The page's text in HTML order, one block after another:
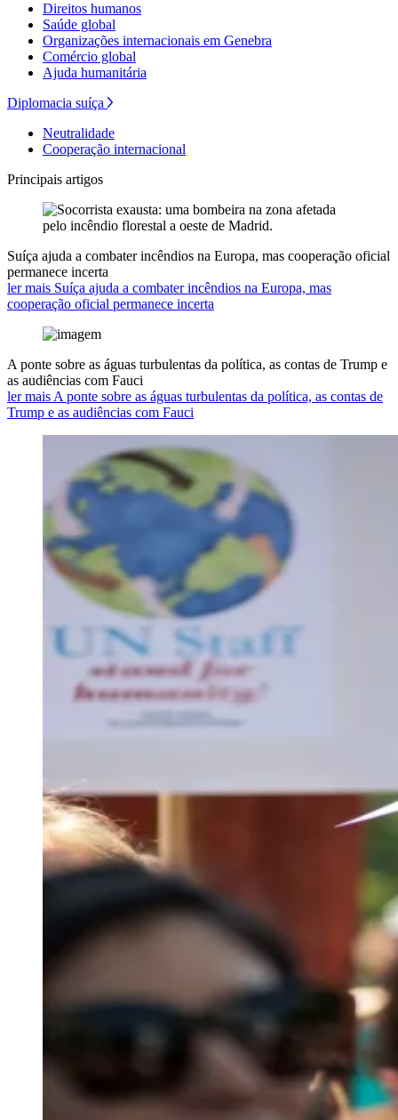
Direitos humanos
Saúde global
Organizações internacionais em Genebra
Comércio global
Ajuda humanitária
Diplomacia suíça
Neutralidade
Cooperação internacional
Principais artigos
Suíça ajuda a combater incêndios na Europa, mas cooperação oficial
permanece incerta
ler mais Suíça ajuda a combater incêndios na Europa, mas
cooperação oficial permanece incerta
A ponte sobre as águas turbulentas da política, as contas de Trump e
as audiências com Fauci
ler mais A ponte sobre as águas turbulentas da política, as contas de
Trump e as audiências com Fauci